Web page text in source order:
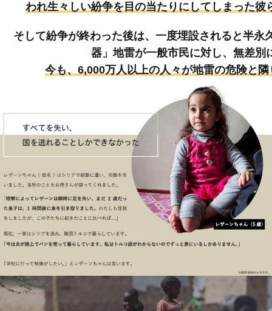
われ生々しい紛争を目の当たりにしてしまった彼
そして紛争が終わった後は、一度埋設されると半永
器」地雷が一般市民に対し、無差別
今も、6,000万人以上の人々が地雷の危険と